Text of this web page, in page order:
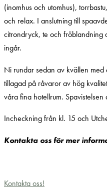
(inomhus och utomhus),
och relax. I anslutning till
citrondryck, te och fröblandning
ingår.
Ni rundar sedan av kvällen
tillagad på råvaror av hög
våra fina hotellrum.
Incheckning från kl. 15 och
Kontakta oss för mer
Kontakta oss!